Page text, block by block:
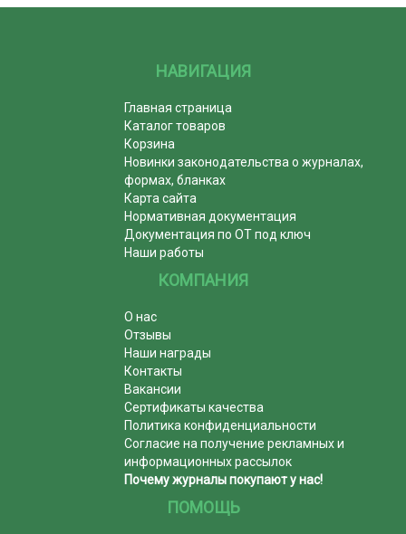
НАВИГАЦИЯ
Главная страница
Каталог товаров
Корзина
Новинки законодательства о журналах,
формах, бланках
Карта сайта
Нормативная документация
Документация по ОТ под ключ
Наши работы
КОМПАНИЯ
О нас
Отзывы
Наши награды
Контакты
Вакансии
Сертификаты качества
Политика конфиденциальности
Согласие на получение рекламных и
информационных рассылок
Почему журналы покупают у нас!
ПОМОЩЬ